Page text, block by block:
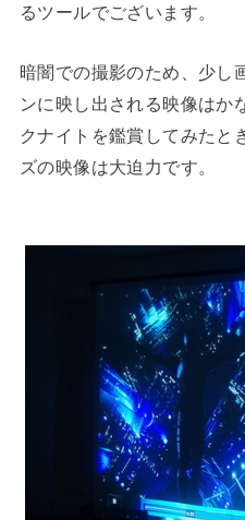
るツールでございます。
暗闇での撮影のため、少し
ンに映し出される映像はか
クナイトを鑑賞してみたと
ズの映像は大迫力です。